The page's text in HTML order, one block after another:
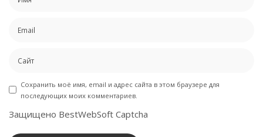
Сохранить моё имя, email и адрес сайта в этом браузере для
последующих моих комментариев.
Защищено BestWebSoft Captcha